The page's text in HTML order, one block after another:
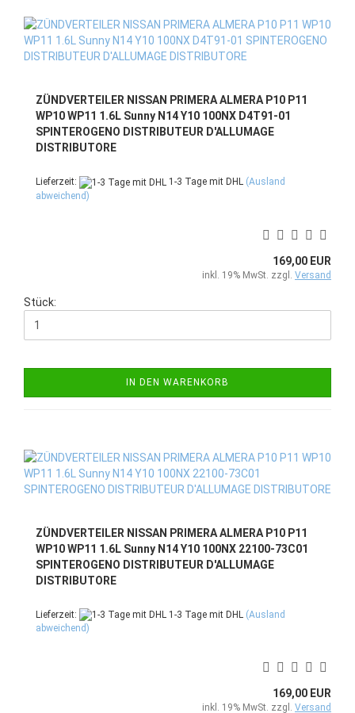
ZÜNDVERTEILER NISSAN PRIMERA ALMERA P10 P11
WP10 WP11 1.6L Sunny N14 Y10 100NX D4T91-01
SPINTEROGENO DISTRIBUTEUR D'ALLUMAGE
DISTRIBUTORE
Lieferzeit: 1-3 Tage mit DHL (Ausland
abweichend)
169,00 EUR
inkl. 19% MwSt. zzgl. Versand
Stück:
IN DEN WARENKORB
ZÜNDVERTEILER NISSAN PRIMERA ALMERA P10 P11
WP10 WP11 1.6L Sunny N14 Y10 100NX 22100-73C01
SPINTEROGENO DISTRIBUTEUR D'ALLUMAGE
DISTRIBUTORE
Lieferzeit: 1-3 Tage mit DHL (Ausland
abweichend)
169,00 EUR
inkl. 19% MwSt. zzgl. Versand